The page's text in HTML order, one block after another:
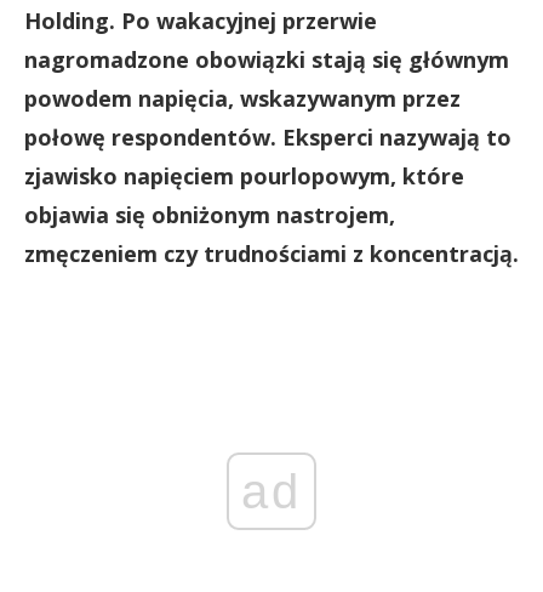
Holding. Po wakacyjnej przerwie
nagromadzone obowiązki stają się głównym
powodem napięcia, wskazywanym przez
połowę respondentów. Eksperci nazywają to
zjawisko napięciem pourlopowym, które
objawia się obniżonym nastrojem,
zmęczeniem czy trudnościami z koncentracją.
ad